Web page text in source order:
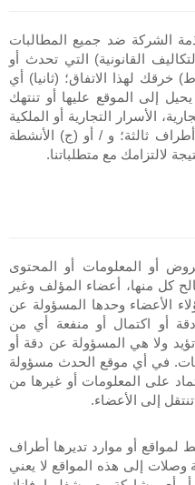
ذمة الشركة ضد جميع المطالبات
القانونية) التي تحدث أو
خرقك لهذا الاتفاق؛ (ثانيا) أي
إلى الموقع عليها أو تنتهك
الأسرار التجارية أو الملكية
ثالثة؛ و / أو (ج) الأنشطة
لالتزامك مع متطلباتنا.
أو المعلومات أو المحتوى
كل منها، أعضاء المؤلف وغير
الأعضاء وحدها المسؤولة عن
أو اكتمال أو منفعة أي من
ولا هي المسؤولة عن دقة أو
في أي موقع الحدث مسؤولة
على المعلومات أو غيرها من
إلى الأعضاء.
على روابط لمواقع أو موارد تديرها أطراف
إلى هذه المواقع لا يعني